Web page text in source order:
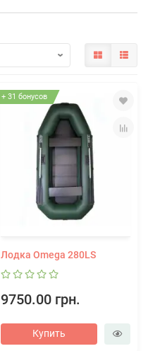
+ 31 бонусов
Лодка Omega 280LS
9750.00 грн.
Купить